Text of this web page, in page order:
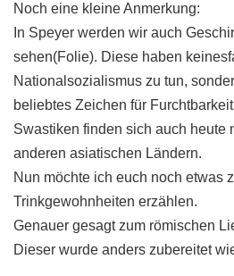
Noch eine kleine Anmerkung:
In Speyer werden wir auch
sehen(Folie). Diese haben
Nationalsozialismus zu tun,
beliebtes Zeichen für
Swastiken finden sich auch heute
anderen asiatischen Ländern.
Nun möchte ich euch noch etwas
Trinkgewohnheiten erzählen.
Genauer gesagt zum römischen
Dieser wurde anders zubereitet